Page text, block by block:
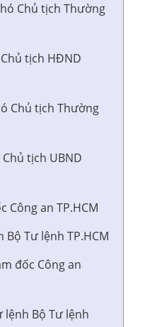
Chủ tịch Thường
tịch HĐND
Chủ tịch Thường
tịch UBND
Công an TP.HCM
Bộ Tư lệnh TP.HCM
đốc Công an
lệnh Bộ Tư lệnh